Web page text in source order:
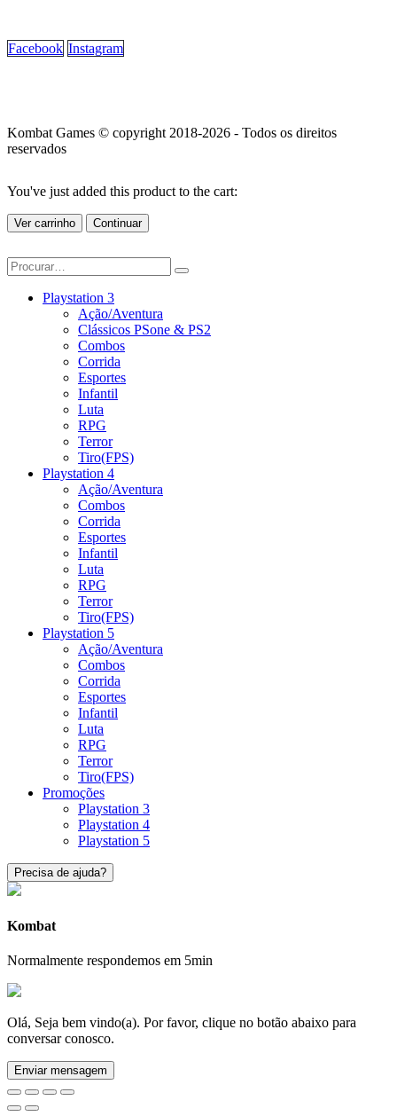
Facebook Instagram
Kombat Games © copyright 2018-2026 - Todos os direitos
reservados
You've just added this product to the cart:
Ver carrinho Continuar
Playstation 3
Ação/Aventura
Clássicos PSone & PS2
Combos
Corrida
Esportes
Infantil
Luta
RPG
Terror
Tiro(FPS)
Playstation 4
Ação/Aventura
Combos
Corrida
Esportes
Infantil
Luta
RPG
Terror
Tiro(FPS)
Playstation 5
Ação/Aventura
Combos
Corrida
Esportes
Infantil
Luta
RPG
Terror
Tiro(FPS)
Promoções
Playstation 3
Playstation 4
Playstation 5
Precisa de ajuda?
Kombat
Normalmente respondemos em 5min
Olá, Seja bem vindo(a). Por favor, clique no botão abaixo para
conversar conosco.
Enviar mensagem